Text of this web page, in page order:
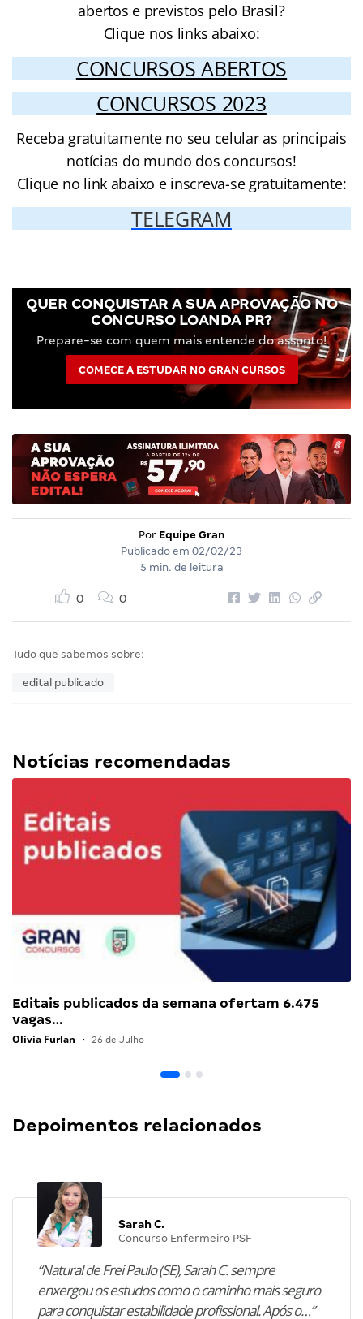
abertos e previstos pelo Brasil?
Clique nos links abaixo:
CONCURSOS ABERTOS
CONCURSOS 2023
Receba gratuitamente no seu celular as principais
notícias do mundo dos concursos!
Clique no link abaixo e inscreva-se gratuitamente:
TELEGRAM
QUER CONQUISTAR A SUA APROVAÇÃO NO
CONCURSO LOANDA PR?
Prepare-se com quem mais entende do assunto!
COMECE A ESTUDAR NO GRAN CURSOS
Por Equipe Gran
Publicado em 02/02/23
5 min. de leitura
0 0
Tudo que sabemos sobre:
edital publicado
Notícias recomendadas
Editais publicados da semana ofertam 6.475
vagas…
Olivia Furlan • 26 de Julho
Depoimentos relacionados
Sarah C.
Concurso Enfermeiro PSF
“Natural de Frei Paulo (SE), Sarah C. sempre
enxergou os estudos como o caminho mais seguro
para conquistar estabilidade profissional. Após o…”